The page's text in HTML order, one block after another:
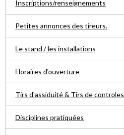
Inscriptions/renseignements
Petites annonces des tireurs.
Le stand / les installations
Horaires d'ouverture
Tirs d'assiduité & Tirs de controles
Disciplines pratiquées